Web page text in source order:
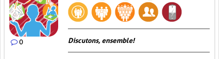
0 Discutons, ensemble!